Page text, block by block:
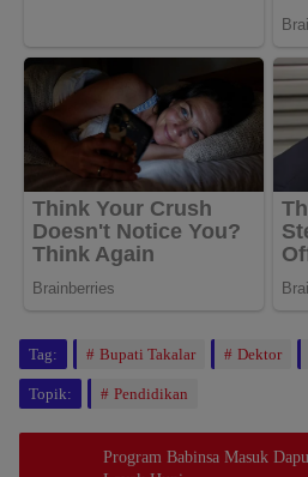
Tag: Bupati Takalar Dektor
Topik: Pendidikan
Program Babinsa Masuk